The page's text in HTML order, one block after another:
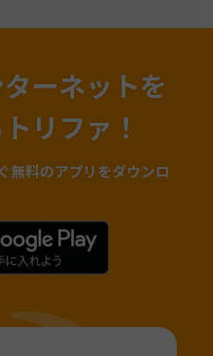
ーネットを
リファ！
無料のアプリをダウンロ